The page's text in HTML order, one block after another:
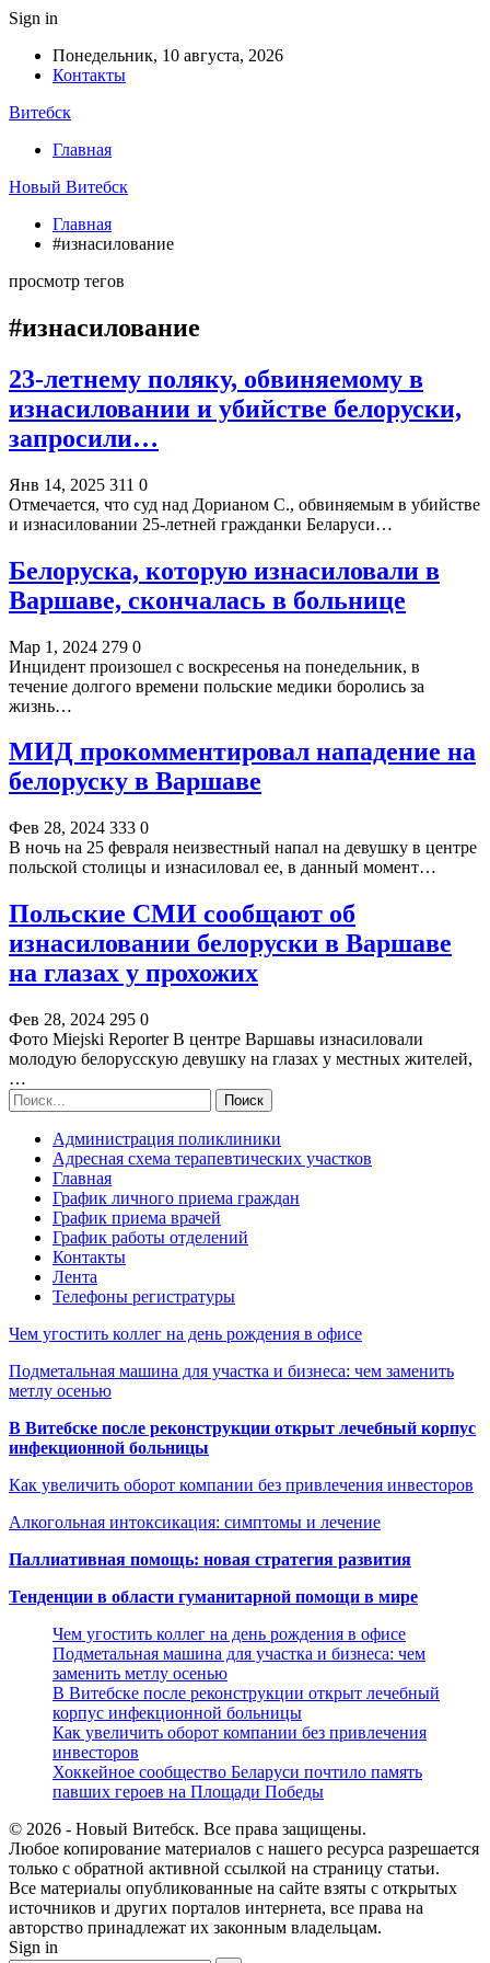
Sign in
Понедельник, 10 августа, 2026
Контакты
Витебск
Главная
Новый Витебск
Главная
#изнасилование
просмотр тегов
#изнасилование
23-летнему поляку, обвиняемому в
изнасиловании и убийстве белоруски,
запросили…
Янв 14, 2025 311 0
Отмечается, что суд над Дорианом С., обвиняемым в убийстве
и изнасиловании 25-летней гражданки Беларуси…
Белоруска, которую изнасиловали в
Варшаве, скончалась в больнице
Мар 1, 2024 279 0
Инцидент произошел с воскресенья на понедельник, в
течение долгого времени польские медики боролись за
жизнь…
МИД прокомментировал нападение на
белоруску в Варшаве
Фев 28, 2024 333 0
В ночь на 25 февраля неизвестный напал на девушку в центре
польской столицы и изнасиловал ее, в данный момент…
Польские СМИ сообщают об
изнасиловании белоруски в Варшаве
на глазах у прохожих
Фев 28, 2024 295 0
Фото Miejski Reporter В центре Варшавы изнасиловали
молодую белорусскую девушку на глазах у местных жителей,
…
Администрация поликлиники
Адресная схема терапевтических участков
Главная
График личного приема граждан
График приема врачей
График работы отделений
Контакты
Лента
Телефоны регистратуры
Чем угостить коллег на день рождения в офисе
Подметальная машина для участка и бизнеса: чем заменить
метлу осенью
В Витебске после реконструкции открыт лечебный корпус
инфекционной больницы
Как увеличить оборот компании без привлечения инвесторов
Алкогольная интоксикация: симптомы и лечение
Паллиативная помощь: новая стратегия развития
Тенденции в области гуманитарной помощи в мире
Чем угостить коллег на день рождения в офисе
Подметальная машина для участка и бизнеса: чем
заменить метлу осенью
В Витебске после реконструкции открыт лечебный
корпус инфекционной больницы
Как увеличить оборот компании без привлечения
инвесторов
Хоккейное сообщество Беларуси почтило память
павших героев на Площади Победы
© 2026 - Новый Витебск. Все права защищены.
Любое копирование материалов с нашего ресурса разрешается
только с обратной активной ссылкой на страницу статьи.
Все материалы опубликованные на сайте взяты с открытых
источников и других порталов интернета, все права на
авторство принадлежат их законным владельцам.
Sign in